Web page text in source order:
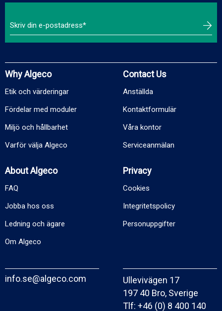
Why Algeco
Etik och värderingar
Fördelar med moduler
Miljö och hållbarhet
Varför välja Algeco
Contact Us
Anställda
Kontaktformulär
Våra kontor
Serviceanmälan
About Algeco
FAQ
Jobba hos oss
Ledning och ägare
Om Algeco
Privacy
Cookies
Integritetspolicy
Personuppgifter
info.se@algeco.com
Ullevivägen 17
197 40 Bro, Sverige
Tlf: +46 (0) 8 400 140